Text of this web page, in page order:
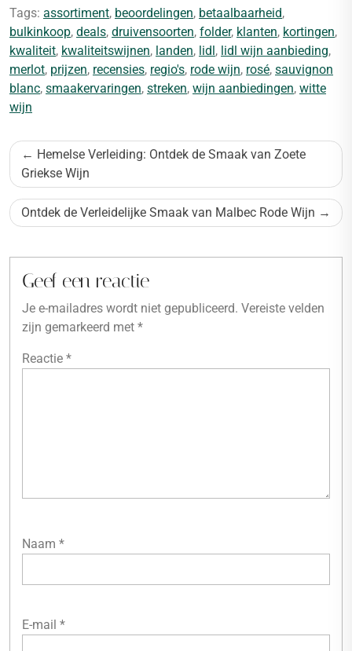
Tags: assortiment, beoordelingen, betaalbaarheid,
bulkinkoop, deals, druivensoorten, folder, klanten, kortingen,
kwaliteit, kwaliteitswijnen, landen, lidl, lidl wijn aanbieding,
merlot, prijzen, recensies, regio's, rode wijn, rosé, sauvignon
blanc, smaakervaringen, streken, wijn aanbiedingen, witte
wijn
Bericht
navigatie
Hemelse Verleiding: Ontdek de Smaak van Zoete
Griekse Wijn
Ontdek de Verleidelijke Smaak van Malbec Rode Wijn
Geef een reactie
Je e-mailadres wordt niet gepubliceerd. Vereiste velden
zijn gemarkeerd met *
Reactie *
Naam *
E-mail *